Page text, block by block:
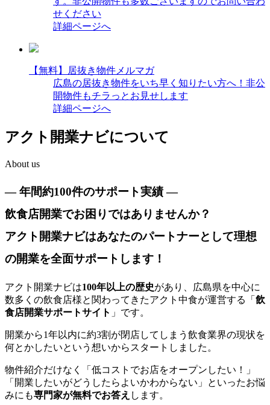
せください
詳細ページへ
【無料】居抜き物件メルマガ
広島の居抜き物件をいち早く知りたい方へ！非公
開物件もチラっとお見せします
詳細ページへ
アクト開業ナビについて
About us
― 年間約100件のサポート実績 ―
飲食店開業でお困りではありませんか？
アクト開業ナビはあなたのパートナーとして理想
の開業を全面サポートします！
アクト開業ナビは100年以上の歴史があり、広島県を中心に
数多くの飲食店様と関わってきたアクト中食が運営する「 飲
食店開業サポートサイト 」です。
開業から1年以内に約3割が閉店してしまう飲食業界の現状を
何とかしたいという想いからスタートしました。
物件紹介だけなく「低コストでお店をオープンしたい！」
「開業したいがどうしたらよいかわからない」といったお悩
みにも専門家が無料でお答え します。